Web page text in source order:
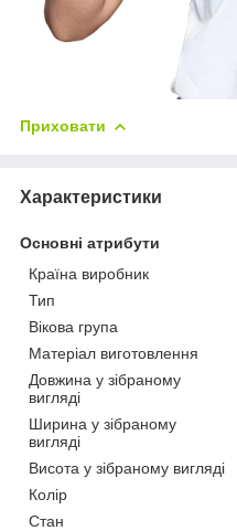
Приховати
Характеристики
Основні атрибути
Країна виробник
Тип
Вікова група
Матеріал виготовлення
Довжина у зібраному
вигляді
Ширина у зібраному
вигляді
Висота у зібраному вигляді
Колір
Стан